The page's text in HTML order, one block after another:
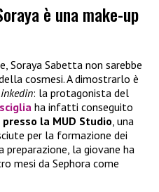
è una make-up
Soraya Sabetta non sarebbe
cosmesi. A dimostrarlo è
: la protagonista del
ha infatti conseguito
la MUD Studio , una
per la formazione dei
preparazione, la giovane ha
mesi da Sephora come